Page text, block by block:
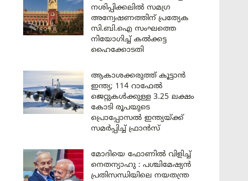
നശിപ്പിക്കലിൽ സമഗ്ര
അന്വേഷണത്തിന് പ്രത്യേക
സി.ബി.ഐ സംഘത്തെ
നിയോഗിച്ച് കൽക്കട്ട
ഹൈക്കോടതി
ആകാശക്കരുത്ത് കൂട്ടാൻ
ഇന്ത്യ; 114 റാഫേൽ
ജെറ്റുകൾക്കുള്ള 3.25 ലക്ഷം
കോടി രൂപയുടെ
പ്രൊപ്പോസൽ ഇന്ത്യയ്ക്ക്
സമർപ്പിച്ച് ഫ്രാൻസ്
മോദിയെ ഫോണിൽ വിളിച്ച്
നെതന്യാഹു : പശ്ചിമേഷ്യൻ
പ്രതിസന്ധിയിലെ നയതന്ത്ര